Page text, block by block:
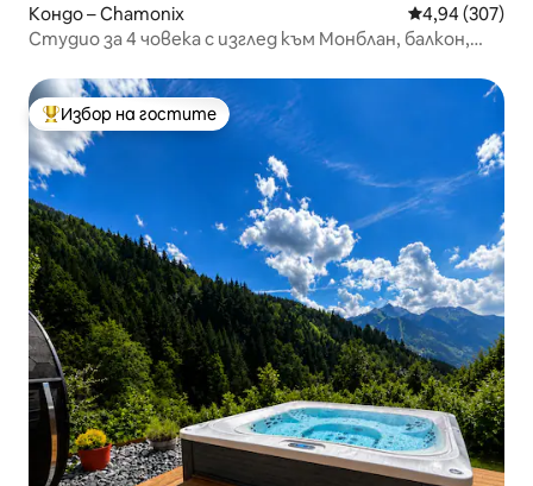
Кондо – Chamonix Средна
4,94 (307)
Студио за 4 човека с изглед към Монблан, балкон,
Най-популярен избор на гостите
Избор на гостите